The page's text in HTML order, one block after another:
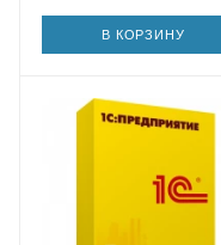
В КОРЗИНУ